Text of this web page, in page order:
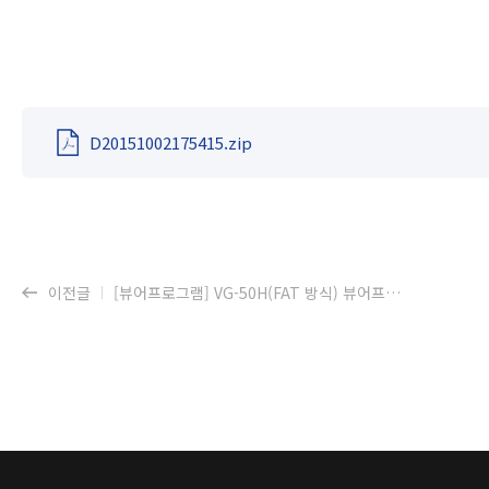
D20151002175415.zip
이전글 [뷰어프로그램] VG-50H(FAT 방식) 뷰어프로그램